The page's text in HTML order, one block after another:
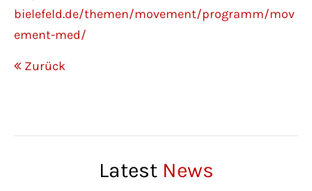
bielefeld.de/themen/movement/programm/mov
ement-med/
Zurück
Latest News